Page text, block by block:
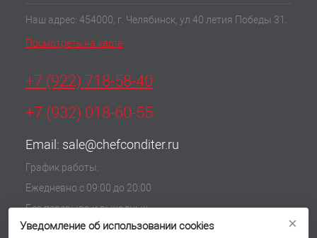
Наш адрес: 454000, г. Челябинск, ул.40 летия Победы 31.
Посмотреть на карте
+7 (922) 718-58-40
+7 (932) 018-60-55
Email: sale@chefconditer.ru
График работы:
Ежедневно с 09:00 до 20:00
Без перерыва и выходных
Политика обработки cookie
Уведомление об использовании cookies ×